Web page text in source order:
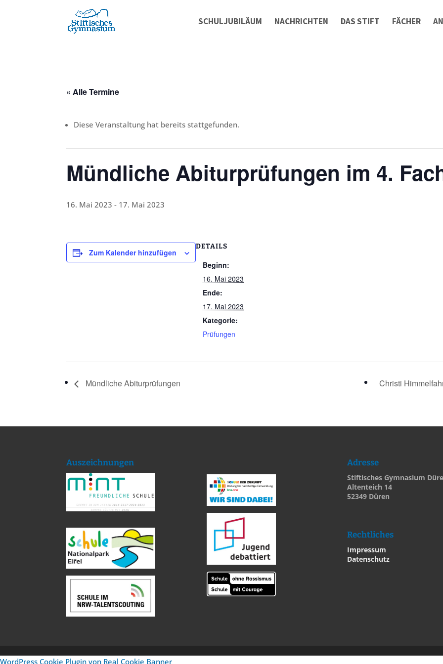
SCHULJUBILÄUM NACHRICHTEN DAS STIFT FÄCHER
« Alle Termine
Diese Veranstaltung hat bereits stattgefunden.
Mündliche Abiturprüfungen im 4.
16. Mai 2023 - 17. Mai 2023
Zum Kalender hinzufügen
DETAILS
Beginn:
16. Mai 2023
Ende:
17. Mai 2023
Kategorie:
Prüfungen
Mündliche Abiturprüfungen Christi
Auszeichnungen Adresse
Stiftisches Gymnasium
Altenteich 14
52349 Düren
Rechtliches
Impressum
Datenschutz
WordPress Cookie Plugin von Real Cookie Banner